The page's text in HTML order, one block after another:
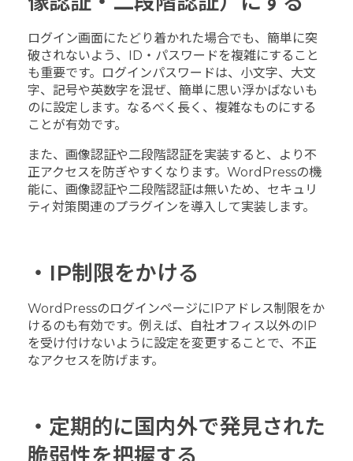
ログイン画面にたどり着かれた場合でも、簡単に突
破されないよう、ID・パスワードを複雑にすること
も重要です。ログインパスワードは、小文字、大文
字、記号や英数字を混ぜ、簡単に思い浮かばないも
のに設定します。なるべく長く、複雑なものにする
ことが有効です。
また、画像認証や二段階認証を実装すると、より不
正アクセスを防ぎやすくなります。WordPressの機
能に、画像認証や二段階認証は無いため、セキュリ
ティ対策関連のプラグインを導入して実装します。
・IP制限をかける
WordPressのログインページにIPアドレス制限をか
けるのも有効です。例えば、自社オフィス以外のIP
を受け付けないように設定を変更することで、不正
なアクセスを防げます。
・定期的に国内外で発見された
脆弱性を把握する